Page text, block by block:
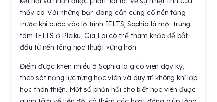
thầy cô. Với những bạn đang cần củng cố nền tảng
trước khi bước vào lộ trình IELTS, Sophia là một trung
tâm IELTS ở Pleiku, Gia Lai có thể tham khảo để bắt
đầu từ nền tảng học thuật vững hơn.
Điểm được khen nhiều ở Sophia là giáo viên dạy kỹ,
theo sát năng lực từng học viên và duy trì không khí lớp
học thân thiện. Một số phản hồi cho biết học viên được